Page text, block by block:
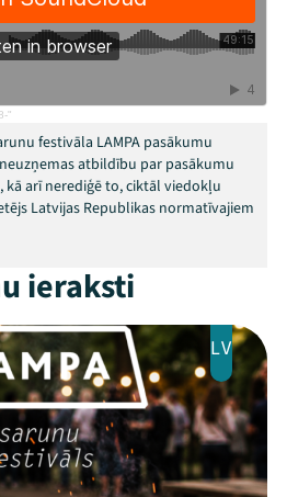
programma
LAMPĀ 2026
Jaunumi
Ziedo
"
festivāla LAMPA pasākumu
atbildību par pasākumu
arī nerediģē to, ciktāl viedokļu
Latvijas Republikas normatīvajiem
ieraksti
LV